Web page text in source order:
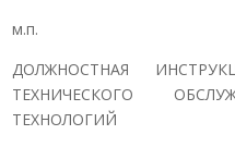
м.п.
ДОЛЖНОСТНАЯ
ТЕХНИЧЕСКОГО
ТЕХНОЛОГИЙ